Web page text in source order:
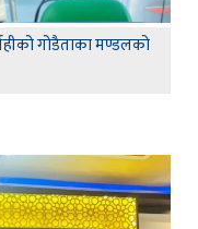
गोडैताका मण्डलको